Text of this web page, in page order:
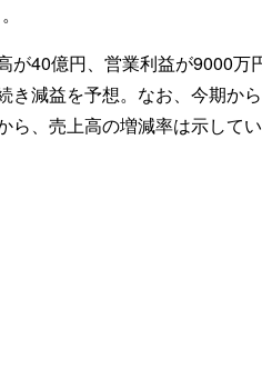
が40億円、営業利益が9000万
き減益を予想。なお、今期か
ら、売上高の増減率は示してい